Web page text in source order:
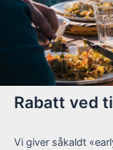
Rabatt ved
Vi giver såkaldt